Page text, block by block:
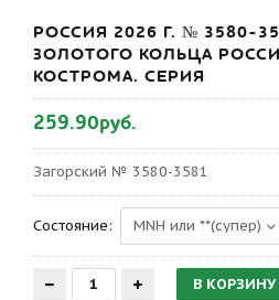
РОССИЯ 2026 Г. № 3580-
ЗОЛОТОГО КОЛЬЦА
КОСТРОМА. СЕРИЯ
259.90руб.
Загорский № 3580-3581
Состояние: